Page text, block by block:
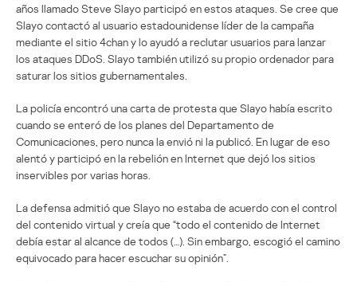
años llamado Steve Slayo participó en estos ataques. Se cree que
Slayo contactó al usuario estadounidense líder de la campaña
mediante el sitio 4chan y lo ayudó a reclutar usuarios para lanzar
los ataques DDoS. Slayo también utilizó su propio ordenador para
saturar los sitios gubernamentales.
La policía encontró una carta de protesta que Slayo había escrito
cuando se enteró de los planes del Departamento de
Comunicaciones, pero nunca la envió ni la publicó. En lugar de eso
alentó y participó en la rebelión en Internet que dejó los sitios
inservibles por varias horas.
La defensa admitió que Slayo no estaba de acuerdo con el control
del contenido virtual y creía que “todo el contenido de Internet
debía estar al alcance de todos (…). Sin embargo, escogió el camino
equivocado para hacer escuchar su opinión”.